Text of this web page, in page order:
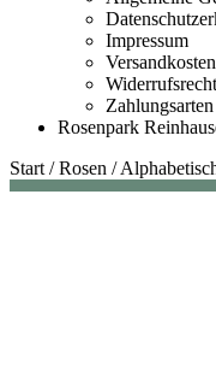
Impressum
Versandkosten
Widerrufsrecht
Zahlungsarten
Rosenpark
Start /Rosen /